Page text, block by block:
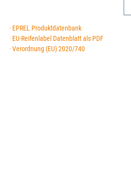
· EPREL Produktdatenbank
· EU-Reifenlabel Datenblatt als PDF
· Verordnung (EU) 2020/740